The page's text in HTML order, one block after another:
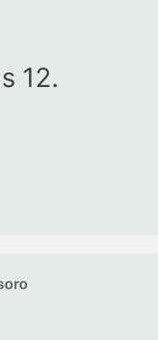
12.